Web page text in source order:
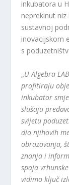
inkubatora u
neprekinut
sustavnoj
inovacijskom
s
„U Algebra
profitiraju
inkubator
slušaju
svijetu
dio njihovih
obrazovanja,
znanja i
spaja
vidimo ključ